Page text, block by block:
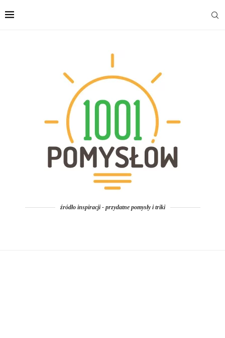
źródło inspiracji - przydatne pomysły i triki